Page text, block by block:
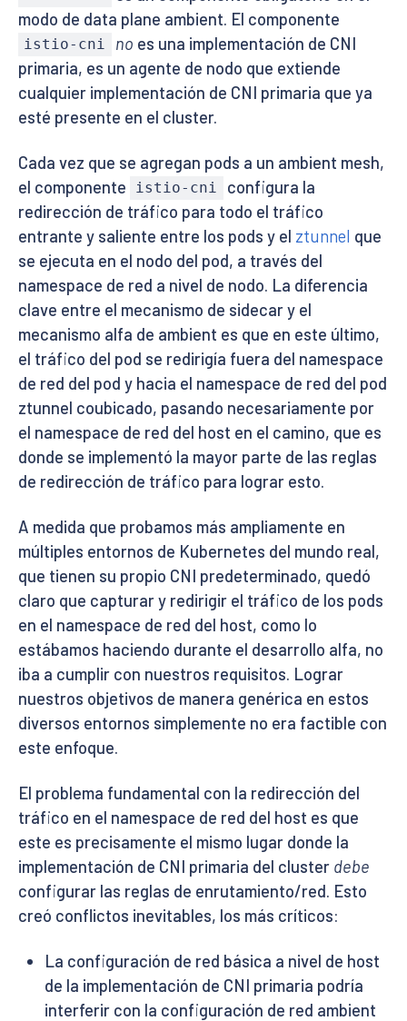
modo de data plane ambient. El componente
istio-cni no es una implementación de CNI
primaria, es un agente de nodo que extiende
cualquier implementación de CNI primaria que ya
esté presente en el cluster.
Cada vez que se agregan pods a un ambient mesh,
el componente
istio-cni
configura la
redirección de tráfico para todo el tráfico
entrante y saliente entre los pods y el ztunnel que
se ejecuta en el nodo del pod, a través del
namespace de red a nivel de nodo. La diferencia
clave entre el mecanismo de sidecar y el
mecanismo alfa de ambient es que en este último,
el tráfico del pod se redirigía fuera del namespace
de red del pod y hacia el namespace de red del pod
ztunnel coubicado, pasando necesariamente por
el namespace de red del host en el camino, que es
donde se implementó la mayor parte de las reglas
de redirección de tráfico para lograr esto.
A medida que probamos más ampliamente en
múltiples entornos de Kubernetes del mundo real,
que tienen su propio CNI predeterminado, quedó
claro que capturar y redirigir el tráfico de los pods
en el namespace de red del host, como lo
estábamos haciendo durante el desarrollo alfa, no
iba a cumplir con nuestros requisitos. Lograr
nuestros objetivos de manera genérica en estos
diversos entornos simplemente no era factible con
este enfoque.
El problema fundamental con la redirección del
tráfico en el namespace de red del host es que
este es precisamente el mismo lugar donde la
implementación de CNI primaria del cluster debe
configurar las reglas de enrutamiento/red. Esto
creó conflictos inevitables, los más críticos:
La configuración de red básica a nivel de host
de la implementación de CNI primaria podría
interferir con la configuración de red ambient